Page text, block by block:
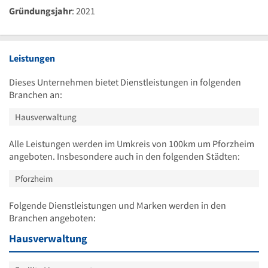
Gründungsjahr: 2021
Leistungen
Dieses Unternehmen bietet Dienstleistungen in folgenden
Branchen an:
Hausverwaltung
Alle Leistungen werden im Umkreis von 100km um Pforzheim
angeboten. Insbesondere auch in den folgenden Städten:
Pforzheim
Folgende Dienstleistungen und Marken werden in den
Branchen angeboten:
Hausverwaltung